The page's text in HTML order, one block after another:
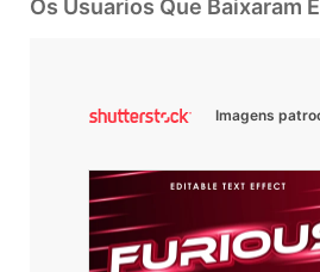
Os Usuarios Que Baixaram
Imagens